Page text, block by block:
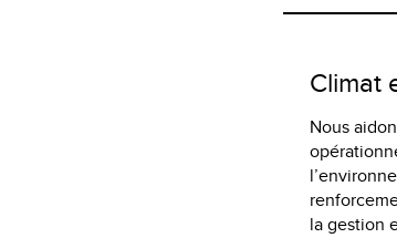
Climat
Nous
la gestion